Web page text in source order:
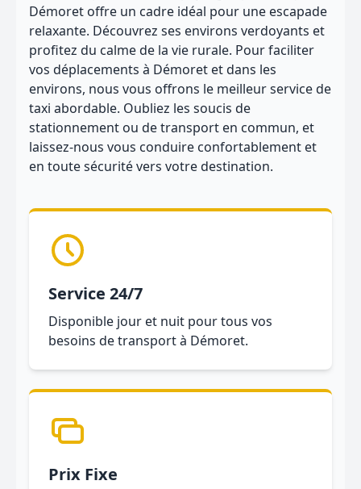
Démoret offre un cadre idéal pour une escapade
relaxante. Découvrez ses environs verdoyants et
profitez du calme de la vie rurale. Pour faciliter
vos déplacements à Démoret et dans les
environs, nous vous offrons le meilleur service de
taxi abordable. Oubliez les soucis de
stationnement ou de transport en commun, et
laissez-nous vous conduire confortablement et
en toute sécurité vers votre destination.
Service 24/7
Disponible jour et nuit pour tous vos
besoins de transport à Démoret.
Prix Fixe